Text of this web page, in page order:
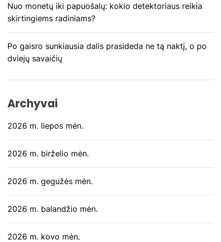
Nuo monetų iki papuošalų: kokio detektoriaus reikia
skirtingiems radiniams?
Po gaisro sunkiausia dalis prasideda ne tą naktį, o po
dviejų savaičių
Archyvai
2026 m. liepos mėn.
2026 m. birželio mėn.
2026 m. gegužės mėn.
2026 m. balandžio mėn.
2026 m. kovo mėn.